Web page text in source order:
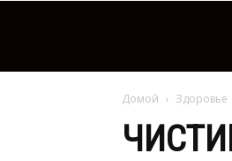
Домой Здоровье